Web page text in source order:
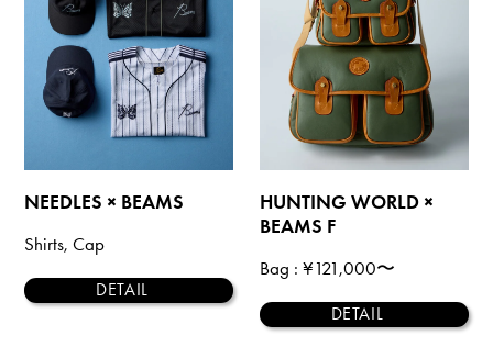
NEEDLES × BEAMS
Shirts, Cap
DETAIL
HUNTING WORLD ×
BEAMS F
Bag : ¥121,000〜
DETAIL